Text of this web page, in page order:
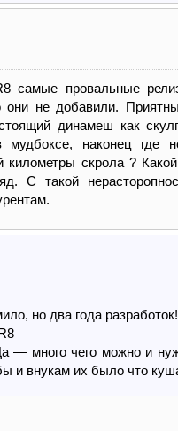
самые провальные
они не добавили.
динамеш как
наконец где
скрола ?
С такой
но два года
— много чего можно и
и внукам их было что